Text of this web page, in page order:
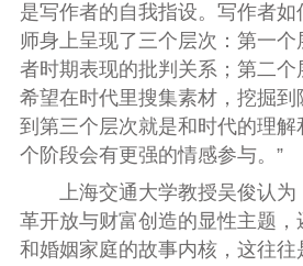
是写作者的自我指设。写作者
师身上呈现了三个层次：第一
者时期表现的批判关系；第二个
希望在时代里搜集素材，挖掘到
到第三个层次就是和时代的理解
个阶段会有更强的情感参与。”
上海交通大学教授吴俊认为
革开放与财富创造的显性主题，
和婚姻家庭的故事内核，这往往